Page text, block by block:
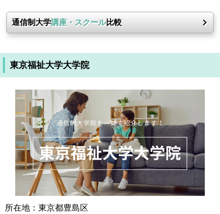
通信制大学講座・スクール比較
東京福祉大学大学院
所在地：東京都豊島区